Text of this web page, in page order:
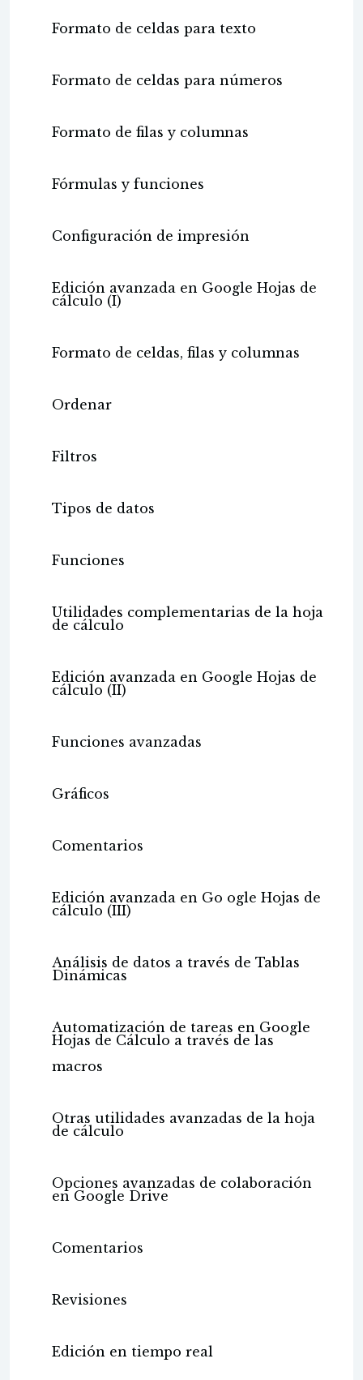
Formato de celdas para texto
Formato de celdas para números
Formato de filas y columnas
Fórmulas y funciones
Configuración de impresión
Edición avanzada en Google Hojas de
cálculo (I)
Formato de celdas, filas y columnas
Ordenar
Filtros
Tipos de datos
Funciones
Utilidades complementarias de la hoja
de cálculo
Edición avanzada en Google Hojas de
cálculo (II)
Funciones avanzadas
Gráficos
Comentarios
Edición avanzada en Go ogle Hojas de
cálculo (III)
Análisis de datos a través de Tablas
Dinámicas
Automatización de tareas en Google
Hojas de Cálculo a través de las
macros
Otras utilidades avanzadas de la hoja
de cálculo
Opciones avanzadas de colaboración
en Google Drive
Comentarios
Revisiones
Edición en tiempo real